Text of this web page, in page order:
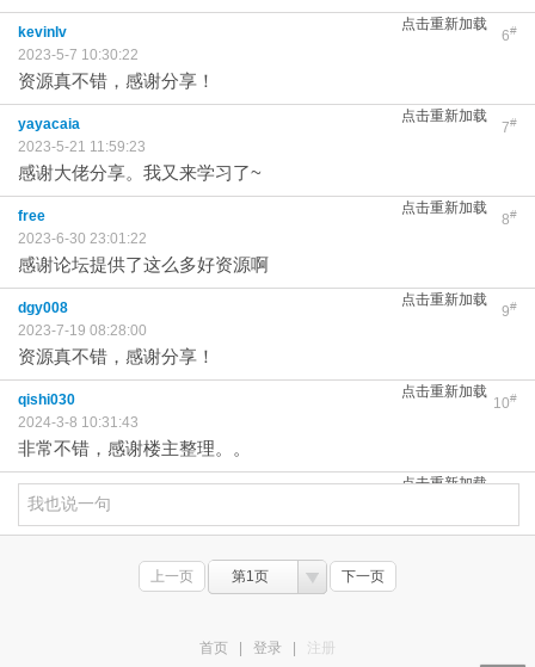
点击重新加载
6#
kevinlv
2023-5-7 10:30:22
资源真不错，感谢分享！
点击重新加载
7#
yayacaia
2023-5-21 11:59:23
感谢大佬分享。我又来学习了~
点击重新加载
8#
free
2023-6-30 23:01:22
感谢论坛提供了这么多好资源啊
点击重新加载
9#
dgy008
2023-7-19 08:28:00
资源真不错，感谢分享！
点击重新加载
10#
qishi030
2024-3-8 10:31:43
非常不错，感谢楼主整理。。
点击重新加载
上一页 第1页 下一页
首页 登录 注册